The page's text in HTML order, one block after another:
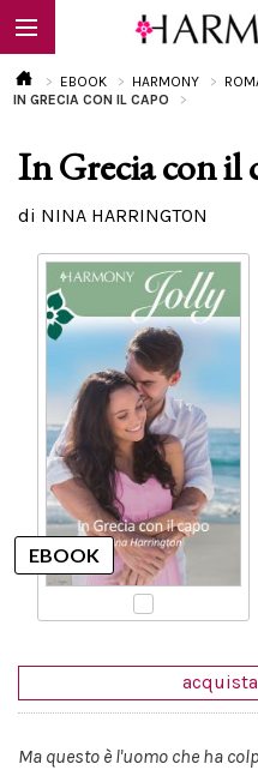
EBOOK
Calendario
EBOOK HARMONY
IN GRECIA CON IL CAPO
In Grecia con il
di NINA HARRINGTON
Ma questo è l'uomo che ha